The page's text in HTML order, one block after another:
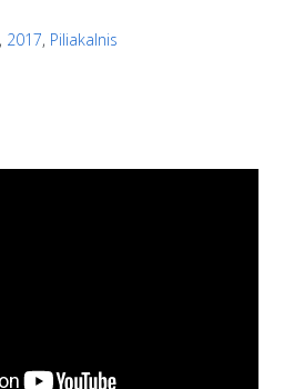
, 2017, Piliakalnis